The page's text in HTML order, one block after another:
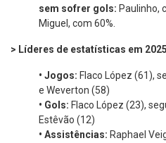
sem sofrer gols: Paulinho,
Miguel, com 60%.
> Líderes de estatísticas em
• Jogos: Flaco López (61),
e Weverton (58)
• Gols: Flaco López (23),
Estêvão (12)
• Assistências: Raphael